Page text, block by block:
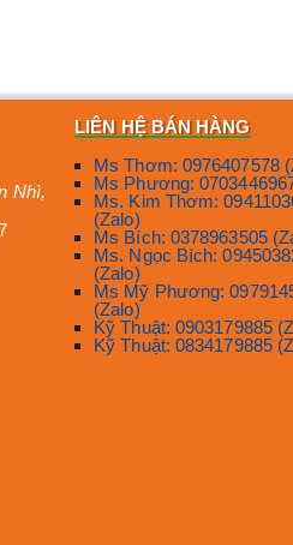
Nhì,
LIÊN HỆ BÁN HÀNG
Ms Thơm: 0976407578
Ms Phương:
Ms. Kim Thơm:
(Zalo)
Ms Bích: 0378963505
Ms. Ngọc Bích:
(Zalo)
Ms Mỹ Phương:
(Zalo)
Kỹ Thuật: 0903179885
Kỹ Thuật: 0834179885